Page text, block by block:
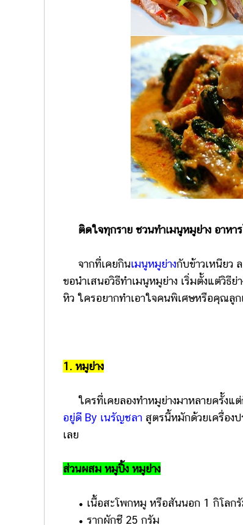
ติดใจทุกราย ชวนทำเมนูหมูย่าง อาห
จากที่เคยกินเมนูหมูย่างกับข้าวเหนียว
ขอนำเสนอวิธีทำเมนูหมูย่าง เริ่มตั้งแต่วิธี
หิว ใครอยากทำเอาใจคนพิเศษหรือคุณลูก
1. หมูย่าง
ใครที่เคยลองทำหมูย่างมาหลายครั้งแต่
อยู่ดี By เนรัญชลา สูตรนี้หมักด้วยเครื่อง
เลย
ส่วนผสม หมูปิ้ง หมูย่าง
• เนื้อสะโพกหมู หรือสันนอก 1 กิโลก
• รากผักชี 25 กรัม